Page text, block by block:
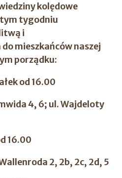
kolędowe
tygodniu
i
mieszkańców naszej
porządku:
od 16.00
4, 6; ul. Wajdeloty
16.00
2, 2b, 2c, 2d, 5